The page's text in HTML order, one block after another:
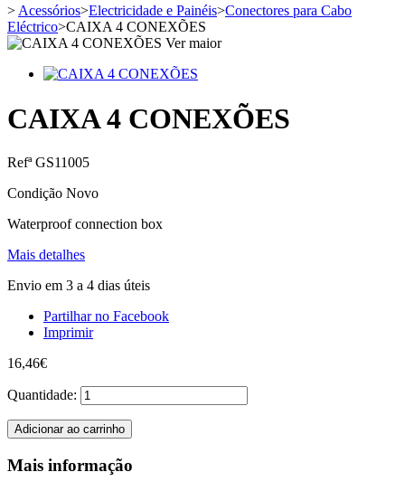
>Acessórios>Electricidade e Painéis>Conectores para Cabo
Eléctrico>CAIXA 4 CONEXÕES
Ver maior
CAIXA 4 CONEXÕES
RefªGS11005
Condição Novo
Waterproof connection box
Mais detalhes
Envio em 3 a 4 dias úteis
Partilhar no Facebook
Imprimir
16,46€
Quantidade:
Adicionar ao carrinho
Mais informação